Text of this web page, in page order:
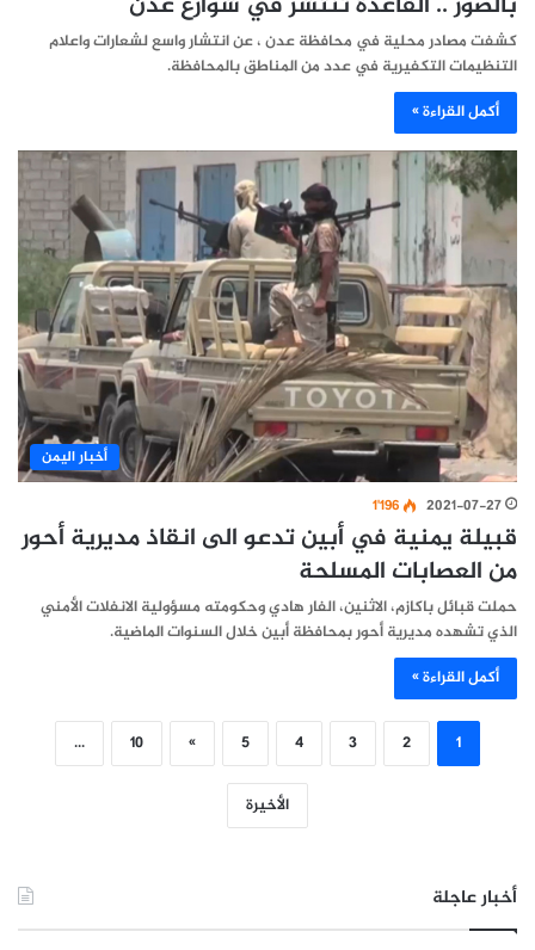
كشفت مصادر محلية في محافظة عدن ، عن انتشار واسع لشعارات واعلام
التنظيمات التكفيرية في عدد من المناطق بالمحافظة.
أكمل القراءة »
أخبار اليمن
2021-07-27 1٬196
قبيلة يمنية في أبين تدعو الى انقاذ مديرية أحور
من العصابات المسلحة
حملت قبائل باكازم، الاثنين، الفار هادي وحكومته مسؤولية الانفلات الأمني
الذي تشهده مديرية أحور بمحافظة أبين خلال السنوات الماضية.
أكمل القراءة »
1
2
3
4
5
»
10
...
الأخيرة
أخبار عاجلة